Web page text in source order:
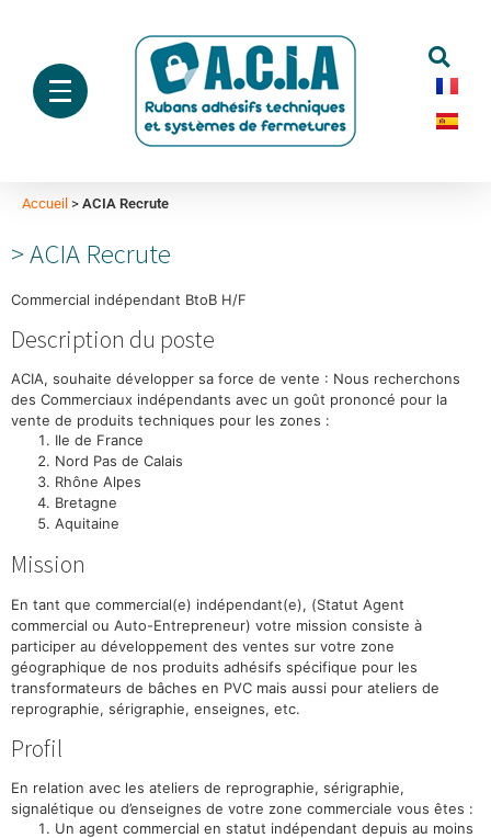
Accueil > ACIA Recrute
ACIA Recrute
Commercial indépendant BtoB H/F
Description du poste
ACIA, souhaite développer sa force de vente : Nous recherchons
des Commerciaux indépendants avec un goût prononcé pour la
vente de produits techniques pour les zones :
Ile de France
Nord Pas de Calais
Rhône Alpes
Bretagne
Aquitaine
Mission
En tant que commercial(e) indépendant(e), (Statut Agent
commercial ou Auto-Entrepreneur) votre mission consiste à
participer au développement des ventes sur votre zone
géographique de nos produits adhésifs spécifique pour les
transformateurs de bâches en PVC mais aussi pour ateliers de
reprographie, sérigraphie, enseignes, etc.
Profil
En relation avec les ateliers de reprographie, sérigraphie,
signalétique ou d’enseignes de votre zone commerciale vous êtes :
Un agent commercial en statut indépendant depuis au moins